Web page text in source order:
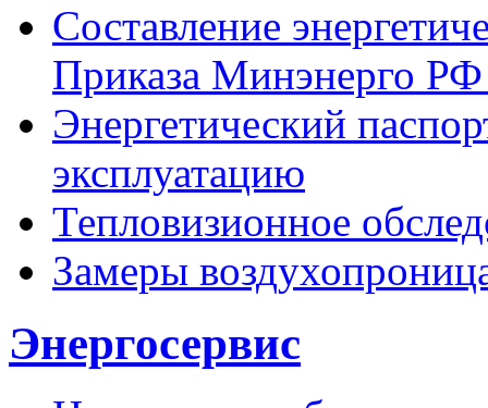
Составление
Приказа Минэнерго
Энергетический
эксплуатацию
Тепловизионное
Замеры
Энергосервис